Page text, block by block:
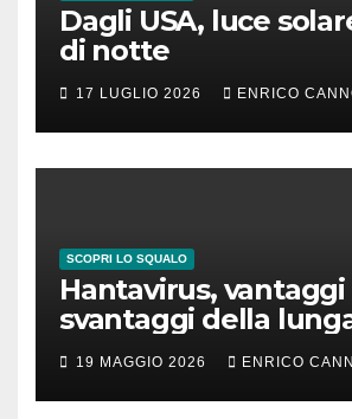
Dagli USA, luce
di notte
17 LUGLIO 2026 ENRICO
SCOPRI LO SQUALO
Hantavirus, vantaggi
svantaggi della
incubazione
19 MAGGIO 2026 ENRICO